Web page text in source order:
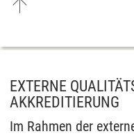
EXTERNE
AKKREDITIERUNG
Im Rahmen der